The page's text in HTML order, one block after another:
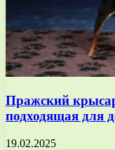
Пражский
подходящая для
19.02.2025